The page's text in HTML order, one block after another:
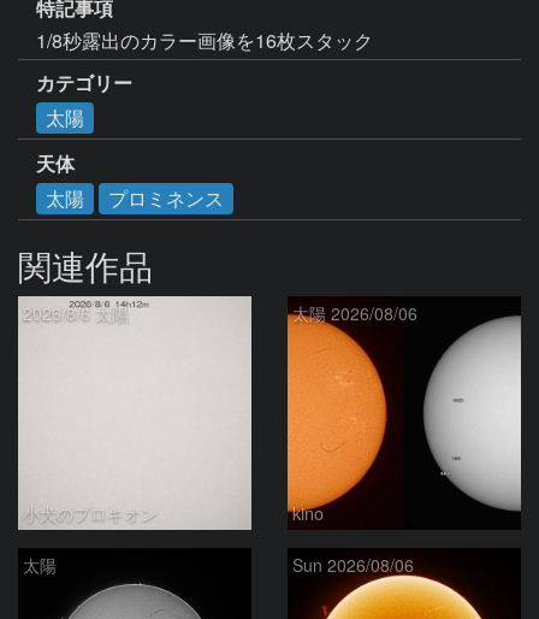
特記事項
1/8秒露出のカラー画像を16枚スタック
カテゴリー
太陽
天体
太陽
プロミネンス
関連作品
2026/8/6 太陽
小犬のプロキオン
太陽 2026/08/06
kino
太陽 Sun 2026/08/06